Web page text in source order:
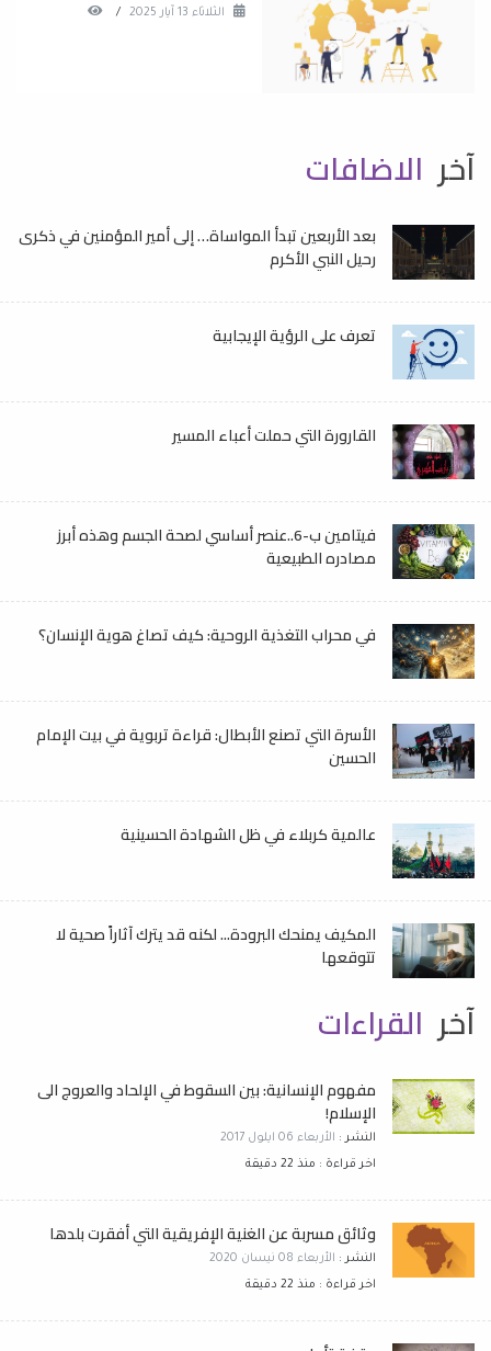
الثلاثاء 13 آيار 2025 /
آخر الاضافات
بعد الأربعين تبدأ المواساة… إلى أمير المؤمنين في ذكرى
رحيل النبي الأكرم
تعرف على الرؤية الإيجابية
القارورة التي حملت أعباء المسير
فيتامين ب-6..عنصر أساسي لصحة الجسم وهذه أبرز
مصادره الطبيعية
في محراب التغذية الروحية: كيف تصاغ هوية الإنسان؟
الأسرة التي تصنع الأبطال: قراءة تربوية في بيت الإمام
الحسين
عالمية كربلاء في ظل الشهادة الحسينية
المكيف يمنحك البرودة... لكنه قد يترك آثاراً صحية لا
تتوقعها
آخر القراءات
مفهوم الإنسانية: بين السقوط في الإلحاد والعروج الى
الإسلام!
النشر : الأربعاء 06 ايلول 2017
اخر قراءة : منذ 22 دقيقة
وثائق مسربة عن الغنية الإفريقية التي أفقرت بلدها
النشر : الأربعاء 08 نيسان 2020
اخر قراءة : منذ 22 دقيقة